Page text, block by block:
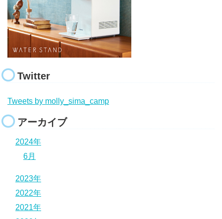
Twitter
Tweets by molly_sima_camp
アーカイブ
2024年
6月
2023年
2022年
2021年